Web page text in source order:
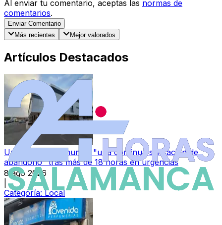
Al enviar tu comentario, aceptas las normas de
comentarios.
Enviar Comentario
Más recientes
Mejor valorados
Artículos Destacados
Una paciente denuncia "una continua sensación de
abandono" tras más de 18 horas en urgencias
8 ago 2026
Categoría:Local